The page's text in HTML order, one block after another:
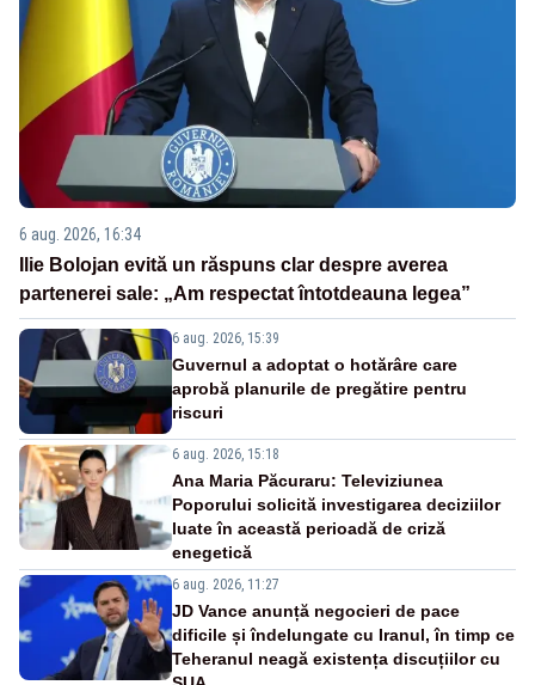
6 aug. 2026, 16:34
Ilie Bolojan evită un răspuns clar despre averea
partenerei sale: „Am respectat întotdeauna legea”
6 aug. 2026, 15:39
Guvernul a adoptat o hotărâre care
aprobă planurile de pregătire pentru
riscuri
6 aug. 2026, 15:18
Ana Maria Păcuraru: Televiziunea
Poporului solicită investigarea deciziilor
luate în această perioadă de criză
enegetică
6 aug. 2026, 11:27
JD Vance anunță negocieri de pace
dificile și îndelungate cu Iranul, în timp ce
Teheranul neagă existența discuțiilor cu